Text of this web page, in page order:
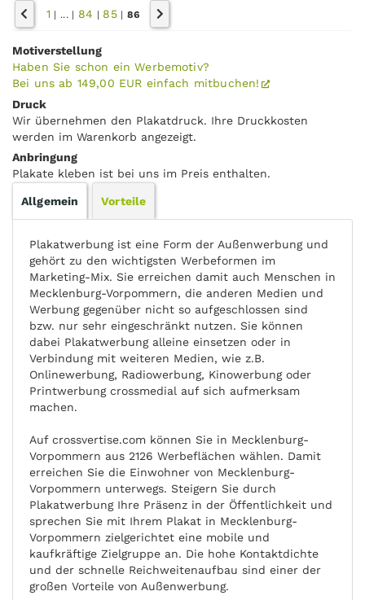
1 | ... | 84 | 85| 86
Motiverstellung
Haben Sie schon ein Werbemotiv?
Bei uns ab 149,00 EUR einfach mitbuchen!
Druck
Wir übernehmen den Plakatdruck. Ihre Druckkosten
werden im Warenkorb angezeigt.
Anbringung
Plakate kleben ist bei uns im Preis enthalten.
Allgemein Vorteile
Plakatwerbung ist eine Form der Außenwerbung und
gehört zu den wichtigsten Werbeformen im
Marketing-Mix. Sie erreichen damit auch Menschen in
Mecklenburg-Vorpommern, die anderen Medien und
Werbung gegenüber nicht so aufgeschlossen sind
bzw. nur sehr eingeschränkt nutzen. Sie können
dabei Plakatwerbung alleine einsetzen oder in
Verbindung mit weiteren Medien, wie z.B.
Onlinewerbung, Radiowerbung, Kinowerbung oder
Printwerbung crossmedial auf sich aufmerksam
machen.
Auf crossvertise.com können Sie in Mecklenburg-
Vorpommern aus 2126 Werbeflächen wählen. Damit
erreichen Sie die Einwohner von Mecklenburg-
Vorpommern unterwegs. Steigern Sie durch
Plakatwerbung Ihre Präsenz in der Öffentlichkeit und
sprechen Sie mit Ihrem Plakat in Mecklenburg-
Vorpommern zielgerichtet eine mobile und
kaufkräftige Zielgruppe an. Die hohe Kontaktdichte
und der schnelle Reichweitenaufbau sind einer der
großen Vorteile von Außenwerbung.